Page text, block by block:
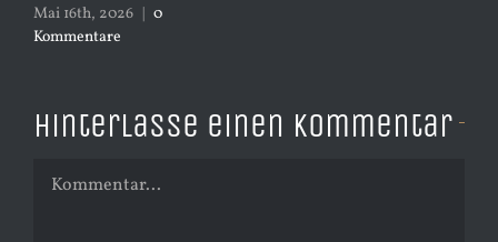
Mai 16th, 2026
0
Kommentare
Hinterlasse einen Kommentar
Kommentar